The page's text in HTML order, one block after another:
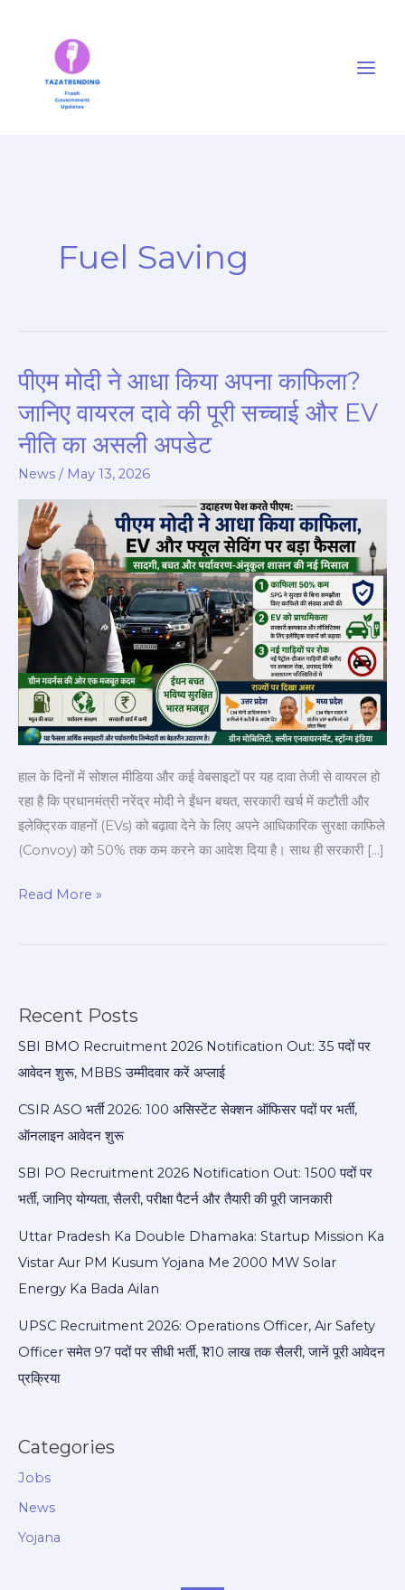
Fuel Saving
पीएम मोदी ने आधा किया अपना काफिला?
जानिए वायरल दावे की पूरी सच्चाई और EV
नीति का असली अपडेट
News / May 13, 2026
हाल के दिनों में सोशल मीडिया और कई वेबसाइटों पर यह दावा तेजी से वायरल हो
रहा है कि प्रधानमंत्री नरेंद्र मोदी ने ईंधन बचत, सरकारी खर्च में कटौती और
इलेक्ट्रिक वाहनों (EVs) को बढ़ावा देने के लिए अपने आधिकारिक सुरक्षा काफिले
(Convoy) को 50% तक कम करने का आदेश दिया है। साथ ही सरकारी […]
पीएम
आधा
किया
अपना
काफिला?
जानिए
वायरल
दावे
की
पूरी
सच्चाई
और
EV
नीति
असली
अपडेट
Read More »
Recent Posts
SBI BMO Recruitment 2026 Notification Out: 35 पदों पर
आवेदन शुरू, MBBS उम्मीदवार करें अप्लाई
CSIR ASO भर्ती 2026: 100 असिस्टेंट सेक्शन ऑफिसर पदों पर भर्ती,
ऑनलाइन आवेदन शुरू
SBI PO Recruitment 2026 Notification Out: 1500 पदों पर
भर्ती, जानिए योग्यता, सैलरी, परीक्षा पैटर्न और तैयारी की पूरी जानकारी
Uttar Pradesh Ka Double Dhamaka: Startup Mission Ka
Vistar Aur PM Kusum Yojana Me 2000 MW Solar
Energy Ka Bada Ailan
UPSC Recruitment 2026: Operations Officer, Air Safety
Officer समेत 97 पदों पर सीधी भर्ती, ₹1.10 लाख तक सैलरी, जानें पूरी आवेदन
प्रक्रिया
Categories
Jobs
News
Yojana